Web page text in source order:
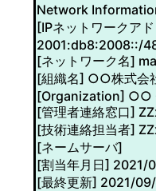
Network
[IPネットワークア
2001:db8:2008::/
[ネットワーク名]
[組織名] ○○株式会
[Organization] ○○
[管理者連絡窓口]
[技術連絡担当者]
[ネームサーバ]
[割当年月日] 2021/
[最終更新] 2021/